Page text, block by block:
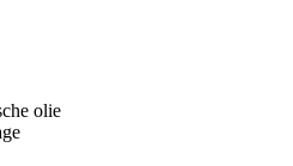
olie